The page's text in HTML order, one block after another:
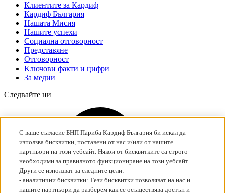
Клиентите за Кардиф
Кардиф България
Нашата Мисия
Нашите успехи
Социална отговорност
Представяне
Отговорност
Ключови факти и цифри
За медии
Следвайте ни
Google
С ваше съгласие БНП Париба Кардиф България би искал да
използва бисквитки, поставени от нас и/или от нашите
партньори на този уебсайт. Някои от бисквитките са строго
необходими за правилното функциониране на този уебсайт.
Други се използват за следните цели:
- aналитични бисквитки: Тези бисквитки позволяват на нас и
нашите партньори да разберем как се осъществява достъп и